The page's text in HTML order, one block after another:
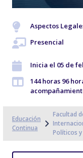
Aspectos
Presencial
Inicia el 05 de
144 horas 96
Educación
Continua
Facultad
Políticos